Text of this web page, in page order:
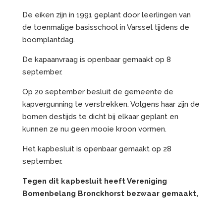
De eiken zijn in 1991 geplant door leerlingen van
de toenmalige basisschool in Varssel tijdens de
boomplantdag.
De kapaanvraag is openbaar gemaakt op 8
september.
Op 20 september besluit de gemeente de
kapvergunning te verstrekken. Volgens haar zijn de
bomen destijds te dicht bij elkaar geplant en
kunnen ze nu geen mooie kroon vormen.
Het kapbesluit is openbaar gemaakt op 28
september.
Tegen dit kapbesluit heeft Vereniging
Bomenbelang Bronckhorst bezwaar gemaakt,